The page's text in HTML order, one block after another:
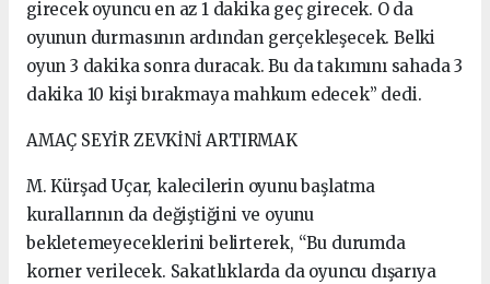
girecek oyuncu en az 1 dakika geç girecek. O da
oyunun durmasının ardından gerçekleşecek. Belki
oyun 3 dakika sonra duracak. Bu da takımını sahada 3
dakika 10 kişi bırakmaya mahkum edecek” dedi.
AMAÇ SEYİR ZEVKİNİ ARTIRMAK
M. Kürşad Uçar, kalecilerin oyunu başlatma
kurallarının da değiştiğini ve oyunu
bekletemeyeceklerini belirterek, “Bu durumda
korner verilecek. Sakatlıklarda da oyuncu dışarıya